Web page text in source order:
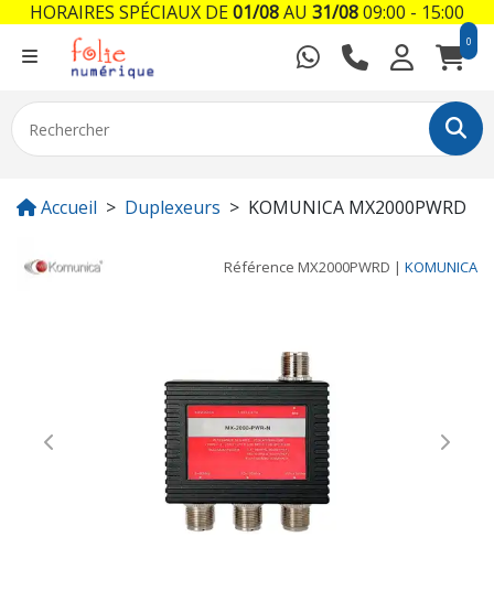
0
Accueil Duplexeurs KOMUNICA MX2000PWRD
Référence MX2000PWRD | KOMUNICA
Previous Next
HORAIRES SPÉCIAUX DE01/08AU 31/0809:00 - 15:00